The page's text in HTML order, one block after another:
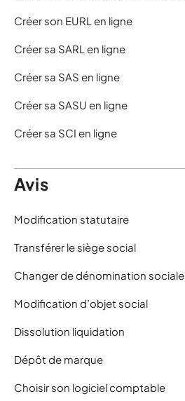
Créer son EURL en ligne
Créer sa SARL en ligne
Créer sa SAS en ligne
Créer sa SASU en ligne
Créer sa SCI en ligne
Avis
Modification statutaire
Transférer le siège social
Changer de dénomination sociale
Modification d’objet social
Dissolution liquidation
Dépôt de marque
Choisir son logiciel comptable